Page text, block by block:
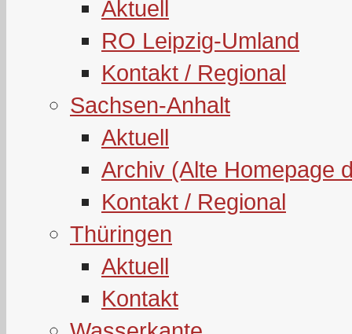
Aktuell
RO Leipzig-Umland
Kontakt / Regional
Sachsen-Anhalt
Aktuell
Archiv (Alte Homepage
Kontakt / Regional
Thüringen
Aktuell
Kontakt